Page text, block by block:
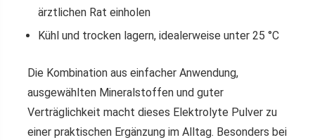
ärztlichen Rat einholen
Kühl und trocken lagern, idealerweise unter 25 °C
Die Kombination aus einfacher Anwendung,
ausgewählten Mineralstoffen und guter
Verträglichkeit macht dieses Elektrolyte Pulver zu
einer praktischen Ergänzung im Alltag. Besonders bei